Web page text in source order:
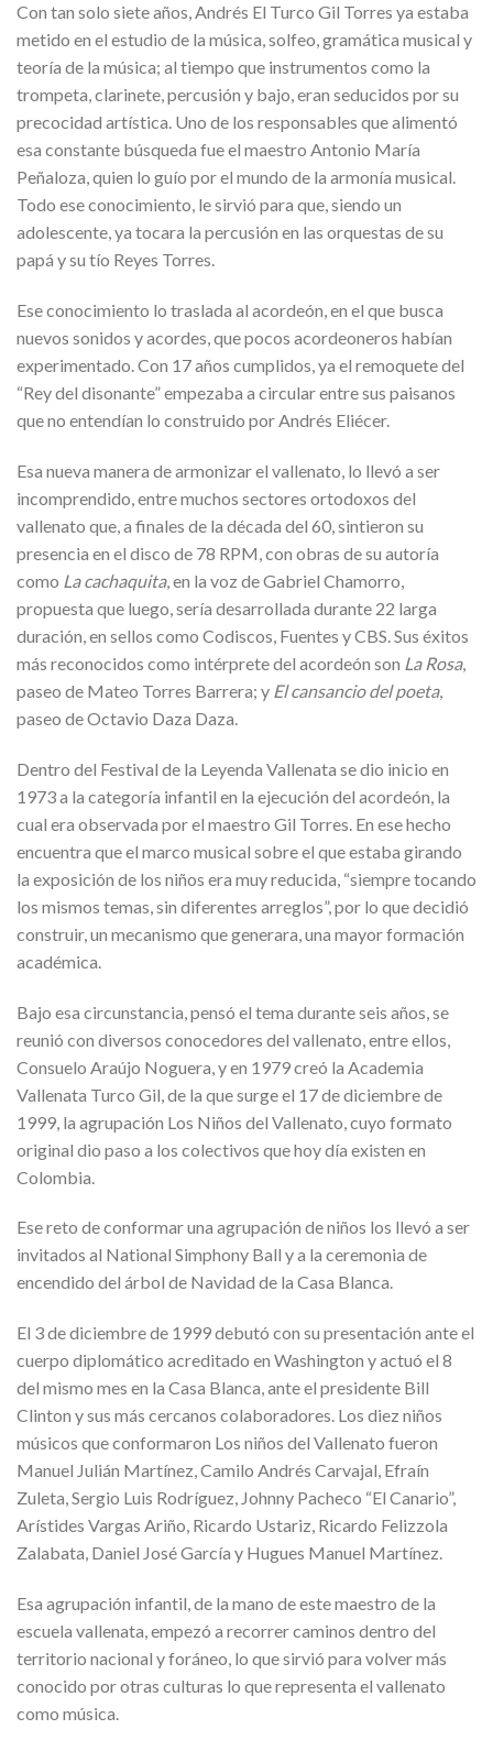
Con tan solo siete años, Andrés El Turco Gil Torres ya estaba
metido en el estudio de la música, solfeo, gramática musical y
teoría de la música; al tiempo que instrumentos como la
trompeta, clarinete, percusión y bajo, eran seducidos por su
precocidad artística. Uno de los responsables que alimentó
esa constante búsqueda fue el maestro Antonio María
Peñaloza, quien lo guío por el mundo de la armonía musical.
Todo ese conocimiento, le sirvió para que, siendo un
adolescente, ya tocara la percusión en las orquestas de su
papá y su tío Reyes Torres.
Ese conocimiento lo traslada al acordeón, en el que busca
nuevos sonidos y acordes, que pocos acordeoneros habían
experimentado. Con 17 años cumplidos, ya el remoquete del
“Rey del disonante” empezaba a circular entre sus paisanos
que no entendían lo construido por Andrés Eliécer.
Esa nueva manera de armonizar el vallenato, lo llevó a ser
incomprendido, entre muchos sectores ortodoxos del
vallenato que, a finales de la década del 60, sintieron su
presencia en el disco de 78 RPM, con obras de su autoría
como La cachaquita, en la voz de Gabriel Chamorro,
propuesta que luego, sería desarrollada durante 22 larga
duración, en sellos como Codiscos, Fuentes y CBS. Sus éxitos
más reconocidos como intérprete del acordeón son La Rosa,
paseo de Mateo Torres Barrera; y El cansancio del poeta,
paseo de Octavio Daza Daza.
Dentro del Festival de la Leyenda Vallenata se dio inicio en
1973 a la categoría infantil en la ejecución del acordeón, la
cual era observada por el maestro Gil Torres. En ese hecho
encuentra que el marco musical sobre el que estaba girando
la exposición de los niños era muy reducida, “siempre tocando
los mismos temas, sin diferentes arreglos”, por lo que decidió
construir, un mecanismo que generara, una mayor formación
académica.
Bajo esa circunstancia, pensó el tema durante seis años, se
reunió con diversos conocedores del vallenato, entre ellos,
Consuelo Araújo Noguera, y en 1979 creó la Academia
Vallenata Turco Gil, de la que surge el 17 de diciembre de
1999, la agrupación Los Niños del Vallenato, cuyo formato
original dio paso a los colectivos que hoy día existen en
Colombia.
Ese reto de conformar una agrupación de niños los llevó a ser
invitados al National Simphony Ball y a la ceremonia de
encendido del árbol de Navidad de la Casa Blanca.
El 3 de diciembre de 1999 debutó con su presentación ante el
cuerpo diplomático acreditado en Washington y actuó el 8
del mismo mes en la Casa Blanca, ante el presidente Bill
Clinton y sus más cercanos colaboradores. Los diez niños
músicos que conformaron Los niños del Vallenato fueron
Manuel Julián Martínez, Camilo Andrés Carvajal, Efraín
Zuleta, Sergio Luis Rodríguez, Johnny Pacheco “El Canario”,
Arístides Vargas Ariño, Ricardo Ustariz, Ricardo Felizzola
Zalabata, Daniel José García y Hugues Manuel Martínez.
Esa agrupación infantil, de la mano de este maestro de la
escuela vallenata, empezó a recorrer caminos dentro del
territorio nacional y foráneo, lo que sirvió para volver más
conocido por otras culturas lo que representa el vallenato
como música.